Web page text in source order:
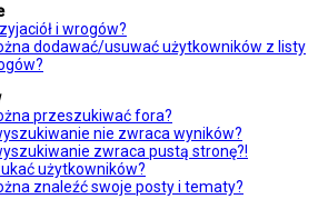
i wrogów?
dodawać/usuwać użytkowników z listy
przeszukiwać fora?
nie zwraca wyników?
zwraca pustą stronę?!
użytkowników?
znaleźć swoje posty i tematy?